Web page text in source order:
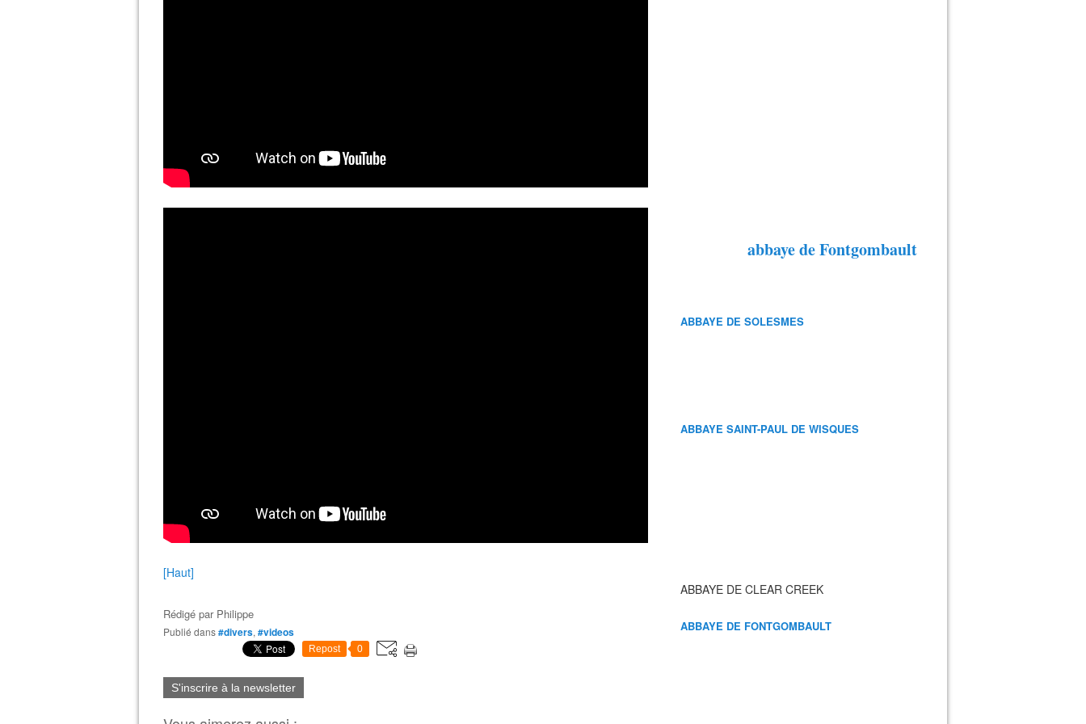
[Haut]
Rédigé par Philippe
Publié dans#divers, #videos
Repost 0
S'inscrire à la newsletter
abbaye de Fontgombault
ABBAYE DE SOLESMES
ABBAYE SAINT-PAUL DE WISQUES
ABBAYE DE CLEAR CREEK
ABBAYE DE FONTGOMBAULT